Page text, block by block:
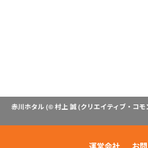
赤川ホタル (© 村上 誠 (クリエイティブ・コモ